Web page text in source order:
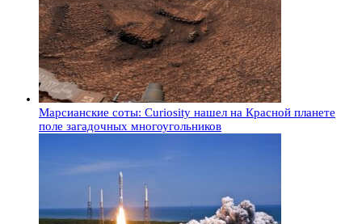
Марсианские соты: Curiosity нашел на Красной планете
поле загадочных многоугольников